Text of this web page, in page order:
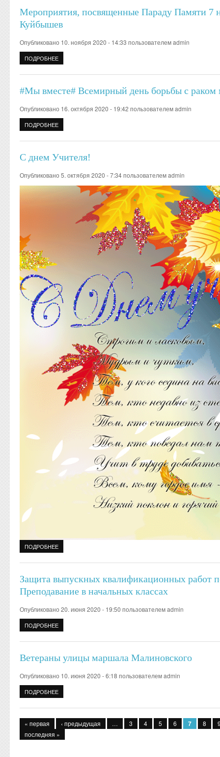
Мероприятия, посвященные Параду Памяти 7
Куйбышев
Опубликовано 10. ноября 2020 - 14:33 пользователемadmin
ПОДРОБНЕЕ
#Мы вместе# Всемирный день борьбы с раком
Опубликовано 16. октября 2020 - 19:42 пользователемadmin
ПОДРОБНЕЕ
С днем Учителя!
Опубликовано 5. октября 2020 - 7:34 пользователемadmin
ПОДРОБНЕЕ
Защита выпускных квалификационных работ
Преподавание в начальных классах
Опубликовано 20. июня 2020 - 19:50 пользователемadmin
ПОДРОБНЕЕ
Ветераны улицы маршала Малиновского
Опубликовано 10. июня 2020 - 6:18 пользователемadmin
ПОДРОБНЕЕ
« первая ‹ предыдущая … 3 4 5 6 7 8
последняя »